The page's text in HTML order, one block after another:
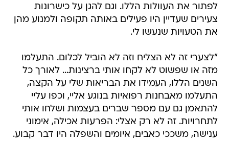
לפתור את העוולות הללו. וגם להגן על כישרונות
צעירים שעדיין היו פעילים באותה תקופה ולמנוע מהן
את הטעויות שנעשו לי.
"לצערי זה לא הצליח וזה לא הוביל לכלום. התעלמו
מזה או שפשוט לא לקחו אותי ברצינות... לאורך כל
השנים הללו, העמידו את הבריאות שלי על הקצה,
התעלמו מאבחנות רפואיות בנוגע אליי, וכפו עליי
להתאמן גם עם מספר שברים בעצמות ושלחו אותי
לתחרויות. זה לא רק אצלי: הפרעות אכילה, אימוני
ענישה, משככי כאבים, איומים והשפלה היו דבר קבוע.